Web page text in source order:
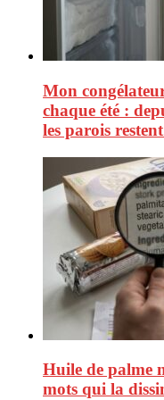
Mon
chaque été :
les parois restent
Huile de palme
mots qui la